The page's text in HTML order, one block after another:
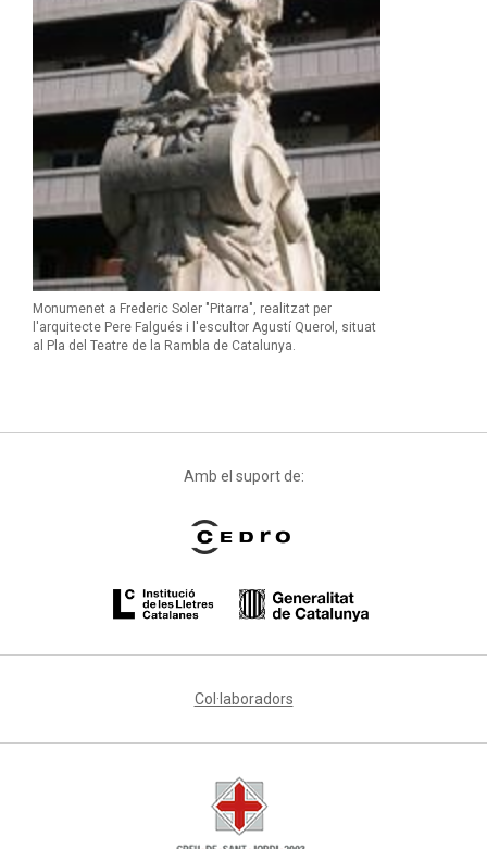
Monumenet a Frederic Soler "Pitarra", realitzat per
l'arquitecte Pere Falgués i l'escultor Agustí Querol, situat
al Pla del Teatre de la Rambla de Catalunya.
Amb el suport de:
Col·laboradors